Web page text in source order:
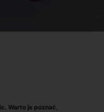
Warto je poznać,